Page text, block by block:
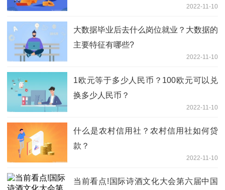
2022-11-10
大数据毕业后去什么岗位就业？大数据的
主要特征有哪些?
2022-11-10
1欧元等于多少人民币？100欧元可以兑
换多少人民币？
2022-11-10
什么是农村信用社？农村信用社如何贷
款？
2022-11-10
当前看点!国际诗酒文化大会第六届中国